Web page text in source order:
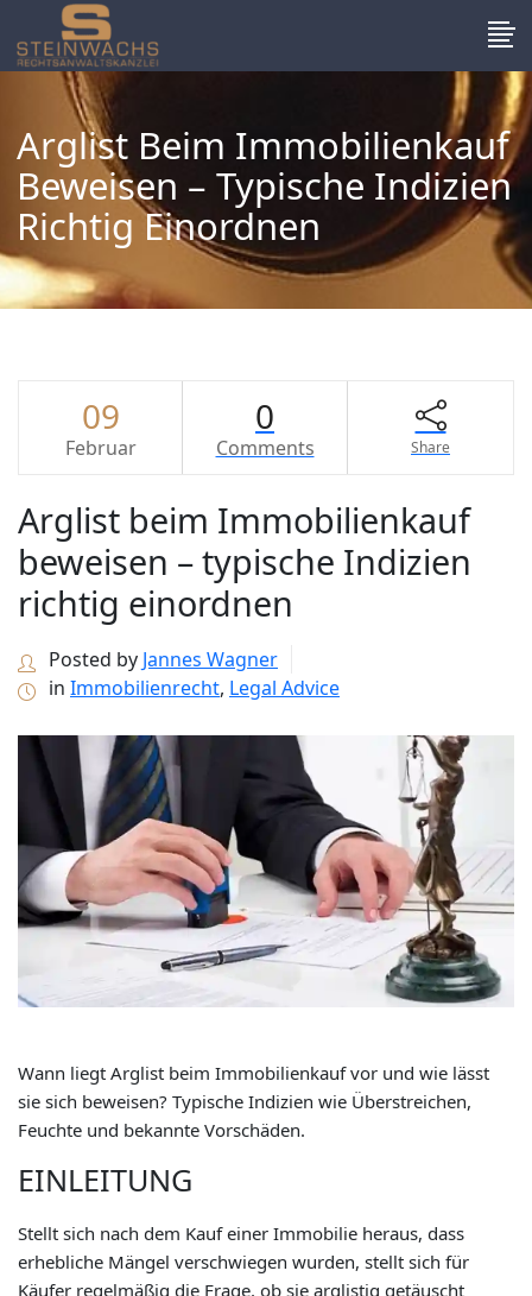
Arglist Beim Immobilienkauf
Beweisen – Typische Indizien
Richtig Einordnen
09
Februar
0
Comments Share
Arglist beim Immobilienkauf
beweisen – typische Indizien
richtig einordnen
Posted by Jannes Wagner
in Immobilienrecht, Legal Advice
Wann liegt Arglist beim Immobilienkauf vor und wie lässt
sie sich beweisen? Typische Indizien wie Überstreichen,
Feuchte und bekannte Vorschäden.
EINLEITUNG
Stellt sich nach dem Kauf einer Immobilie heraus, dass
erhebliche Mängel verschwiegen wurden, stellt sich für
Käufer regelmäßig die Frage, ob sie arglistig getäuscht